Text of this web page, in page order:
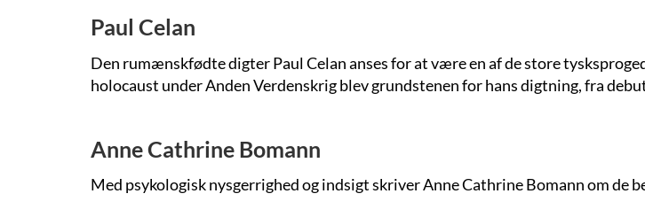
Paul Celan
Den rumænskfødte digter Paul Celan anses for at være en af de store
holocaust under Anden Verdenskrig blev grundstenen for hans digtning, fra
Anne Cathrine Bomann
Med psykologisk nysgerrighed og indsigt skriver Anne Cathrine Bomann om de